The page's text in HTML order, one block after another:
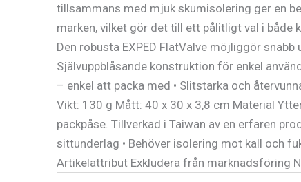
tillsammans med mjuk skumisolering ger en
marken, vilket gör det till ett pålitligt val i både
Den robusta EXPED FlatValve möjliggör
Självuppblåsande konstruktion för enkel
– enkel att packa med • Slitstarka och
Vikt: 130 g Mått: 40 x 30 x 3,8 cm Material
packpåse. Tillverkad i Taiwan av en erfaren
sittunderlag • Behöver isolering mot kall och
Artikelattribut Exkludera från marknadsföring